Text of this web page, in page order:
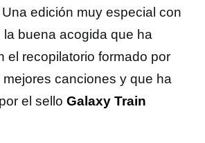
Una edición muy especial con
la buena acogida que ha
el recopilatorio formado por
canciones y que ha
el sello Galaxy Train